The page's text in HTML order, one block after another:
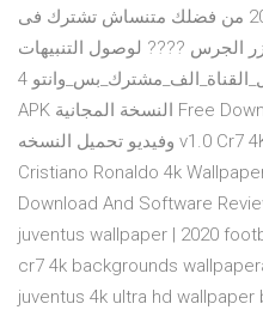
الديزل محمد رمضان كامل 2019 من فضلك متنساش تشترك فى
زر الجرس ???? لوصول التنبيهات
#حلمنا_نوصل_القناة_الف_مشترك_بس_وانتو 4K Video Player تنزيل
APK النسخة المجانية Free Download للاندرويد في تطبيقات ميديا
وفيديو تحميل النسخه v1.0 Cr7 4K Wallpaper Juventus 2020 /
Cristiano Ronaldo 4k
Download And Software
juventus wallpaper | 2020
cr7 4k backgrounds
juventus 4k ultra hd